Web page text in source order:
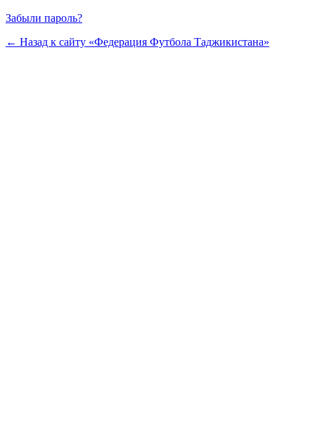
Забыли пароль?
← Назад к сайту «Федерация Футбола Таджикистана»